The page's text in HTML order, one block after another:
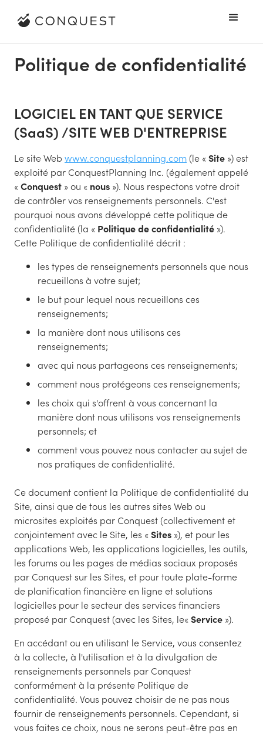
Politique de confidentialité
LOGICIEL EN TANT QUE SERVICE
(SaaS) /SITE WEB D'ENTREPRISE
Le site Web www.conquestplanning.com(le «Site ») est
exploité par ConquestPlanning Inc. (également appelé
«Conquest » ou « nous »). Nous respectons votre droit
de contrôler vos renseignements personnels. C'est
pourquoi nous avons développé cette politique de
confidentialité (la « Politique de confidentialité »).
Cette Politique de confidentialité décrit :
les types de renseignements personnels que nous
recueillons à votre sujet;
le but pour lequel nous recueillons ces
renseignements;
la manière dont nous utilisons ces
renseignements;
avec qui nous partageons ces renseignements;
comment nous protégeons ces renseignements;
les choix qui s'offrent à vous concernant la
manière dont nous utilisons vos renseignements
personnels; et
comment vous pouvez nous contacter au sujet de
nos pratiques de confidentialité.
Ce document contient la Politique de confidentialité du
Site, ainsi que de tous les autres sites Web ou
microsites exploités par Conquest (collectivement et
conjointement avec le Site, les «Sites »), et pour les
applications Web, les applications logicielles, les outils,
les forums ou les pages de médias sociaux proposés
par Conquest sur les Sites, et pour toute plate-forme
de planification financière en ligne et solutions
logicielles pour le secteur des services financiers
proposé par Conquest (avec les Sites, le«Service »).
En accédant ou en utilisant le Service, vous consentez
à la collecte, à l'utilisation et à la divulgation de
renseignements personnels par Conquest
conformément à la présente Politique de
confidentialité. Vous pouvez choisir de ne pas nous
fournir de renseignements personnels. Cependant, si
vous faites ce choix, nous ne serons peut-être pas en